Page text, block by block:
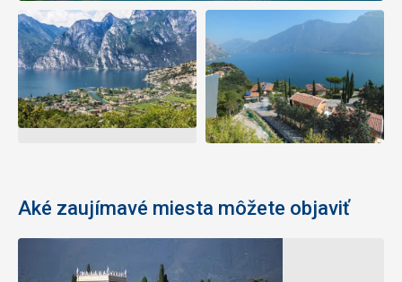
Aké zaujímavé miesta môžete objaviť